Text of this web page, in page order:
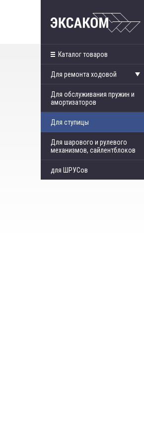
Каталог товаров
Для ремонта ходовой
Для обслуживания пружин и
амортизаторов
Для ступицы
Для шарового и рулевого
механизмов, сайлентблоков
для ШРУСов